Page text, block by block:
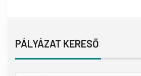
PÁLYÁZAT KERESŐ